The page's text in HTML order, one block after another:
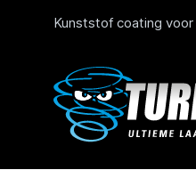
Kunststof coating